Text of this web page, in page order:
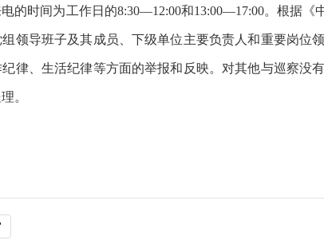
的时间为工作日的8:30—12:00和13:00—17:00。根据
领导班子及其成员、下级单位主要负责人和重要岗
律、生活纪律等方面的举报和反映。对其他与巡察
。